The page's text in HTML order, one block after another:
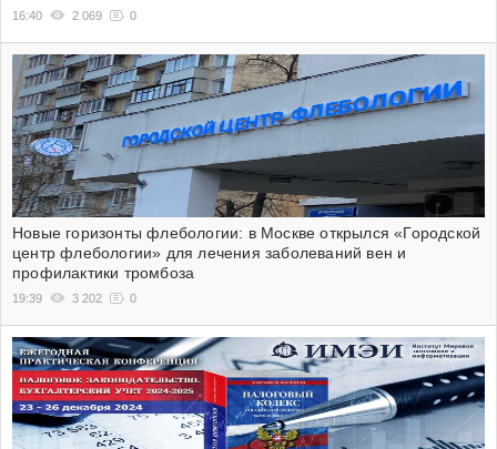
16:40 2 069 0
Новые горизонты флебологии: в Москве открылся «Городской
центр флебологии» для лечения заболеваний вен и
профилактики тромбоза
19:39 3 202 0